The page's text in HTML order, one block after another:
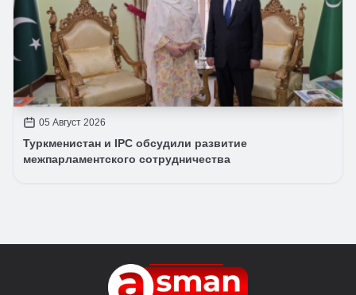
05 Август 2026
Туркменистан и IPC обсудили развитие
межпарламентского сотрудничества